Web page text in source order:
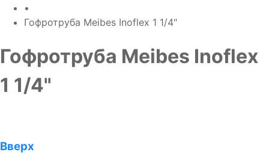
•
Гофротруба Meibes Inoflex 1 1/4"
Гофротруба Meibes Inoflex
1 1/4"
Вверх